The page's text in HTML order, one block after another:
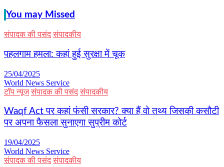
You may Missed
संपादक की पसंद संपादकीय
पहलगाम हमला: कहां हुई सुरक्षा में चूक
25/04/2025
World News Service
टॉप न्यूज संपादक की पसंद संपादकीय
Waqf Act पर कहां फंसी सरकार? क्या हैं वो तथ्य जिसकी कसौटी
पर अपना फैसला सुनाएगा सुप्रीम कोर्ट
19/04/2025
World News Service
संपादक की पसंद संपादकीय